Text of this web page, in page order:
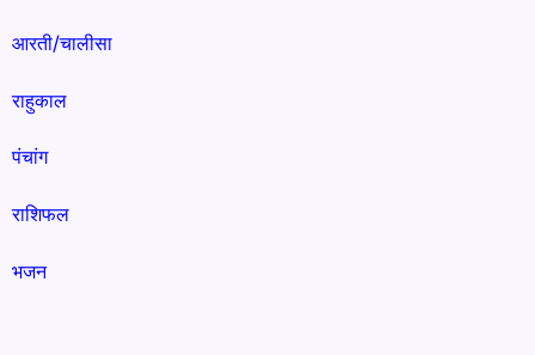
आरती/चालीसा
राहुकाल
पंचांग
राशिफल
भजन